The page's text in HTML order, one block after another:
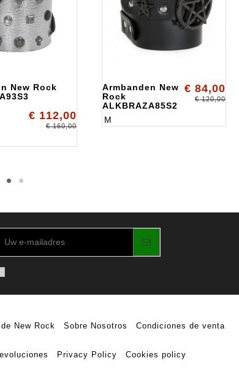
New Rock
€ 112,00
€ 160,00
Armbanden New
Rock
ALKBRAZA85S2
€ 84,00
€ 120,00
M
New Rock Sobre Nosotros Condiciones de venta
Privacy Policy Cookies policy